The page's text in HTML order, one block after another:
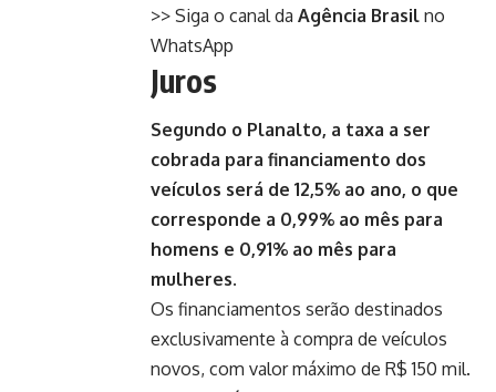
>> Siga o canal da Agência Brasil no
WhatsApp
Juros
Segundo o Planalto, a taxa a ser
cobrada para financiamento dos
veículos será de 12,5% ao ano, o que
corresponde a 0,99% ao mês para
homens e 0,91% ao mês para
mulheres.
Os financiamentos serão destinados
exclusivamente à compra de veículos
novos, com valor máximo de R$ 150 mil.